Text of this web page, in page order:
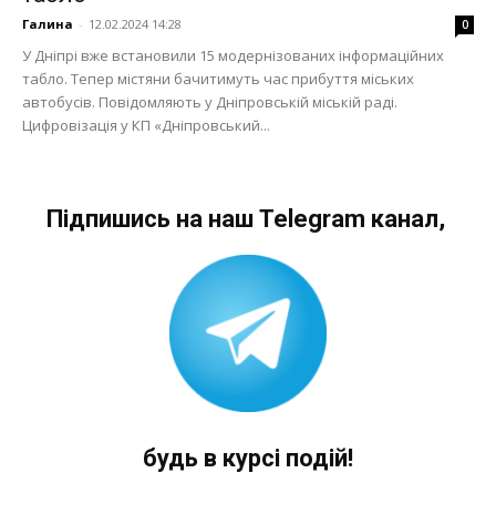
Галина - 12.02.2024 14:28 0
У Дніпрі вже встановили 15 модернізованих інформаційних
табло. Тепер містяни бачитимуть час прибуття міських
автобусів. Повідомляють у Дніпровській міській раді.
Цифровізація у КП «Дніпровський...
Підпишись на наш Telegram канал,
будь в курсі подій!